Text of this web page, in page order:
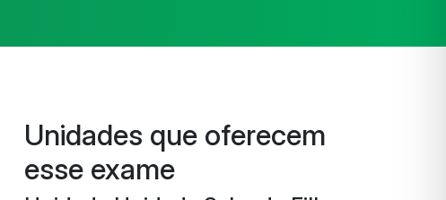
Unidades que oferecem
esse exame